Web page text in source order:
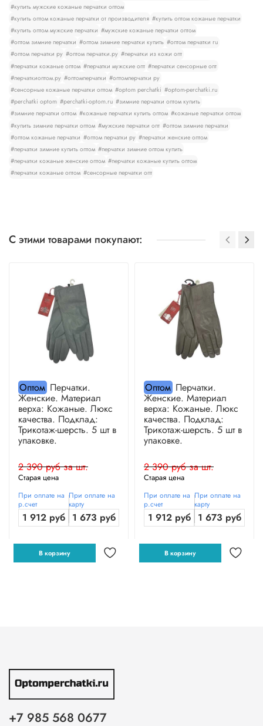
#купить мужские кожаные перчатки оптом
#купить оптом кожаные перчатки от производителя #купить оптом кожаные перчатки
#купить оптом мужские перчатки #мужские кожаные перчатки оптом
#оптом зимние перчатки #оптом зимние перчатки купить #оптом перчатки ru
#оптом перчатки ру #оптом перчатки.ру #перчатки из кожи опт
#перчатки кожаные оптом #перчатки мужские опт #перчатки сенсорные опт
#перчаткиоптом.ру #оптомперчатки #оптомперчатки ру
#сенсорные кожаные перчатки оптом #optom perchatki #optom-perchatki.ru
#perchatki optom #perchatki-optom.ru #зимние перчатки оптом купить
#зимние перчатки оптом #кожаные перчатки купить оптом #кожаные перчатки оптом
#купить зимние перчатки оптом #мужские перчатки опт #оптом зимние перчатки
#оптом кожаные перчатки #оптом перчатки ру #перчатки женские оптом
#перчатки зимние купить оптом #перчатки зимние оптом купить
#перчатки кожаные женские оптом #перчатки кожаные купить оптом
#перчатки кожаные оптом #сенсорные перчатки опт
С этими товарами покупают:
ОптомПерчатки.
Женские. Материал
верха: Кожаные. Люкс
качества. Подклад:
Трикотаж-шерсть. 5 шт в
упаковке.
2 390 руб за шт.
Старая цена
При оплате на
р.счет
1 912 руб
При оплате на
карту
1 673 руб
В корзину
ОптомПерчатки.
Женские. Материал
верха: Кожаные. Люкс
качества. Подклад:
Трикотаж-шерсть. 5 шт в
упаковке.
2 390 руб за шт.
Старая цена
При оплате на
р.счет
1 912 руб
При оплате на
карту
1 673 руб
В корзину
+7 985 568 0677